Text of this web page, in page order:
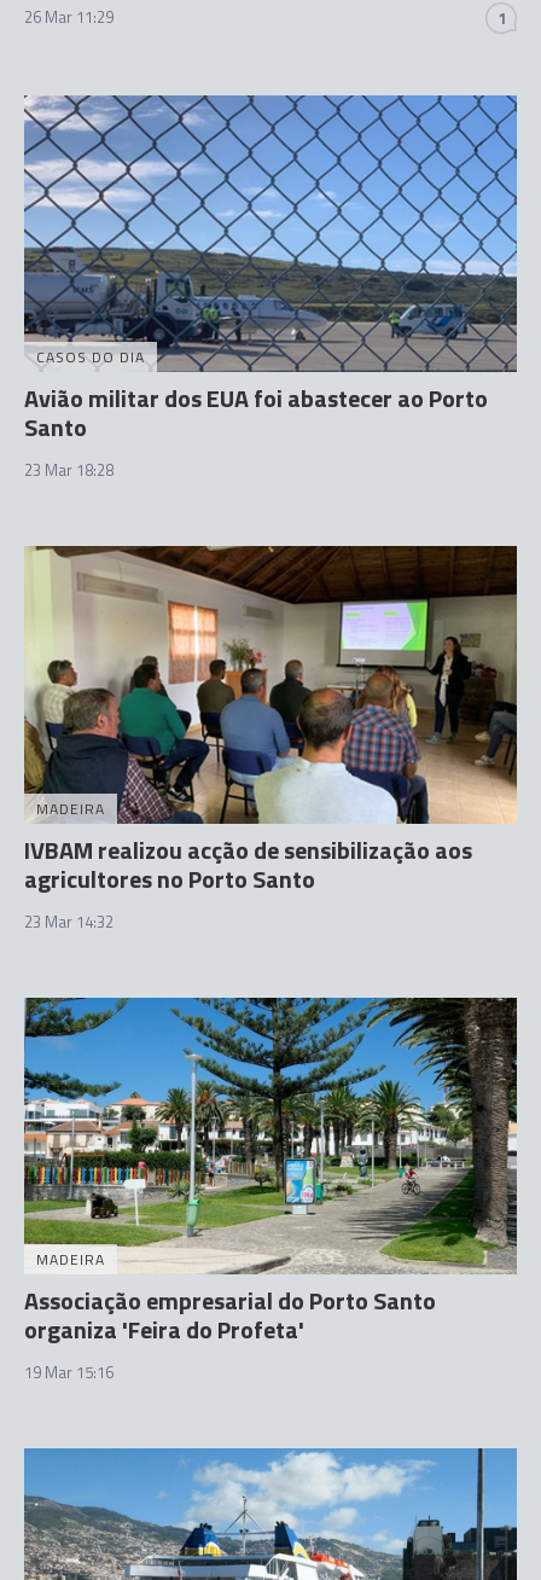
26 Mar 11:29 1
CASOS DO DIA
Avião militar dos EUA foi abastecer ao Porto
Santo
23 Mar 18:28
MADEIRA
IVBAM realizou acção de sensibilização aos
agricultores no Porto Santo
23 Mar 14:32
MADEIRA
Associação empresarial do Porto Santo
organiza 'Feira do Profeta'
19 Mar 15:16